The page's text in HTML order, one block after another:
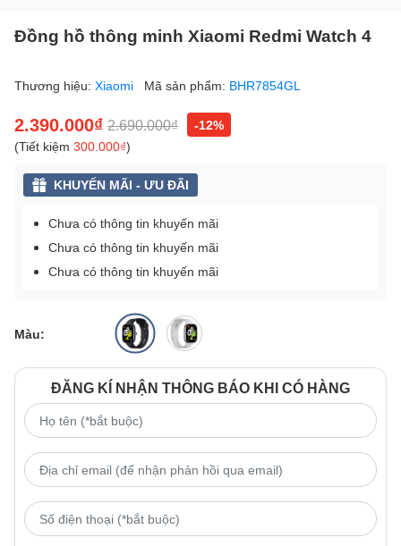
Đồng hồ thông minh Xiaomi Redmi Watch 4
Thương hiệu: Xiaomi Mã sản phẩm: BHR7854GL
2.390.000₫ 2.690.000₫
-12%
(Tiết kiệm 300.000₫)
KHUYẾN MÃI - ƯU ĐÃI
Chưa có thông tin khuyến mãi
Chưa có thông tin khuyến mãi
Chưa có thông tin khuyến mãi
Màu:
ĐĂNG KÍ NHẬN THÔNG BÁO KHI CÓ HÀNG